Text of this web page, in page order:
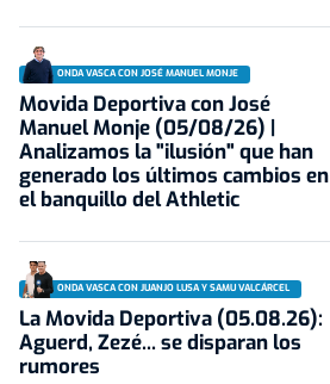
ONDA VASCA CON JOSÉ MANUEL MONJE
Movida Deportiva con José
Manuel Monje (05/08/26) |
Analizamos la "ilusión" que han
generado los últimos cambios en
el banquillo del Athletic
ONDA VASCA CON JUANJO LUSA Y SAMU VALCÁRCEL
La Movida Deportiva (05.08.26):
Aguerd, Zezé... se disparan los
rumores